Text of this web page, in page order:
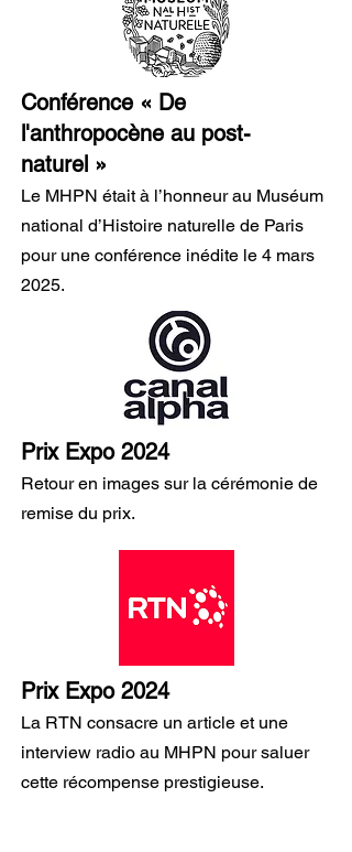
Conférence « De
l'anthropocène au post-
naturel »
Le MHPN était à l’honneur au Muséum
national d’Histoire naturelle de Paris
pour une conférence inédite le 4 mars
2025.
Prix Expo 2024
Retour en images sur la cérémonie de
remise du prix.
Prix Expo 2024
La RTN consacre un article et une
interview radio au MHPN pour saluer
cette récompense prestigieuse.